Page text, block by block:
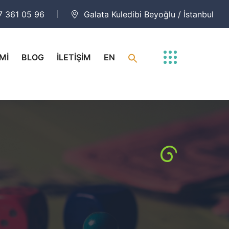
361 05 96 Galata Kuledibi Beyoğlu / İstanbul
BLOG İLETİŞİM EN